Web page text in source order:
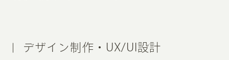
デザイン制作・UX/UI設計